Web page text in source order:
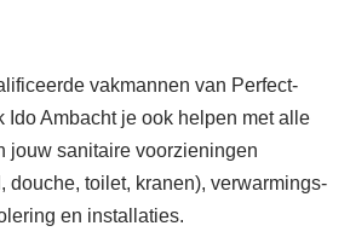
vakmannen van Perfect-
Ido Ambacht je ook helpen met alle
jouw sanitaire voorzieningen
douche, toilet, kranen), verwarmings-
en installaties.